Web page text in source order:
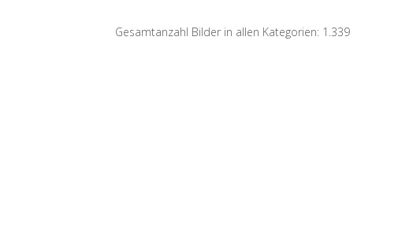
Gesamtanzahl Bilder in allen Kategorien: 1.339